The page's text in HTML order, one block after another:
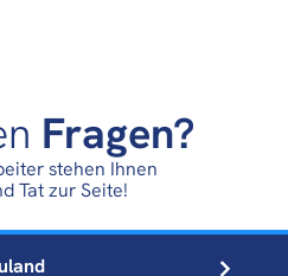
Fragen?
stehen Ihnen
Tat zur Seite!